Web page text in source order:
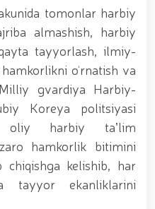
general-
va Jizzax viloyatida
“Harbiy taʼlim tizimida
rivojlantirish
harbiy ilmiy-
etildi. //Milliy gvardiya
B.Tashmatov ilk
tumanida amalga
Buxoro viloyatalarida
jamoat xavfsizligini
manzilli ishlar amalga
oid ustuvor vazifalar
gvardiya qoʻmondoni
Oʻzbekiston huquqni
tomonlar harbiy
almashish, harbiy
tayyorlash, ilmiy-
o‘rnatish va
gvardiya Harbiy-
Koreya politsiyasi
oliy harbiy taʼlim
hamkorlik bitimini
chiqishga kelishib, har
tayyor ekanliklarini